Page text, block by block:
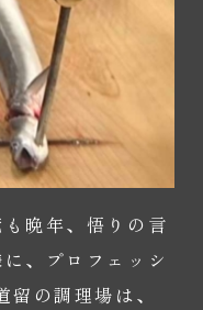
晩年、悟りの言
、プロフェッシ
の調理場は、